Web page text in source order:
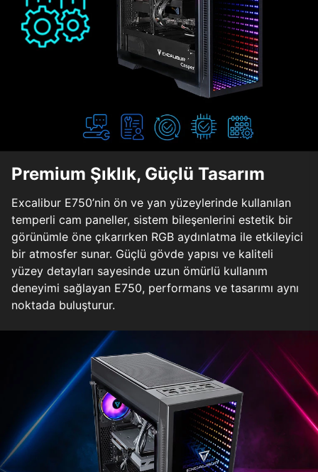
Premium Şıklık, Güçlü Tasarım
Excalibur E750’nin ön ve yan yüzeylerinde kullanılan
temperli cam paneller, sistem bileşenlerini estetik bir
görünümle öne çıkarırken RGB aydınlatma ile etkileyici
bir atmosfer sunar. Güçlü gövde yapısı ve kaliteli
yüzey detayları sayesinde uzun ömürlü kullanım
deneyimi sağlayan E750, performans ve tasarımı aynı
noktada buluşturur.